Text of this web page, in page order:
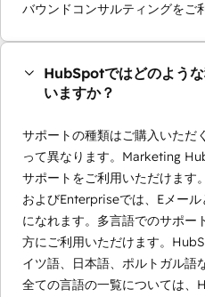
バウンドコンサルティングをご
HubSpotではどのよう
いますか？
サポートの種類はご購入いた
って異なります。Marketing
サポートをご利用いただけま
およびEnterpriseでは、Eメー
になれます。多言語でのサポ
方にご利用いただけます。
イツ語、日本語、ポルトガル語
全ての言語の一覧については、